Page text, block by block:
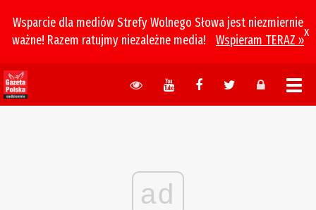
Wsparcie dla mediów Strefy Wolnego Słowa jest niezmiernie
ważne! Razem ratujmy niezależne media!
Wspieram TERAZ »
x
ad